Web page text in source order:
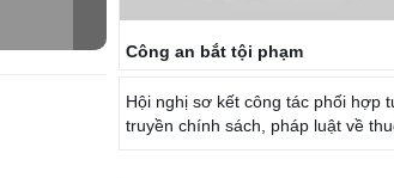
Công an bắt tội phạm
Hội nghị sơ kết công tác phối hợp
truyền chính sách, pháp luật về